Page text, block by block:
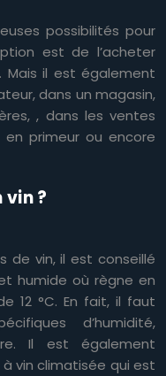
possibilités pour
est de l’acheter
il est également
dans un magasin,
, dans les ventes
en primeur ou encore
?
de vin, il est conseillé
humide où règne en
12 °C. En fait, il faut
d’humidité,
Il est également
vin climatisée qui est